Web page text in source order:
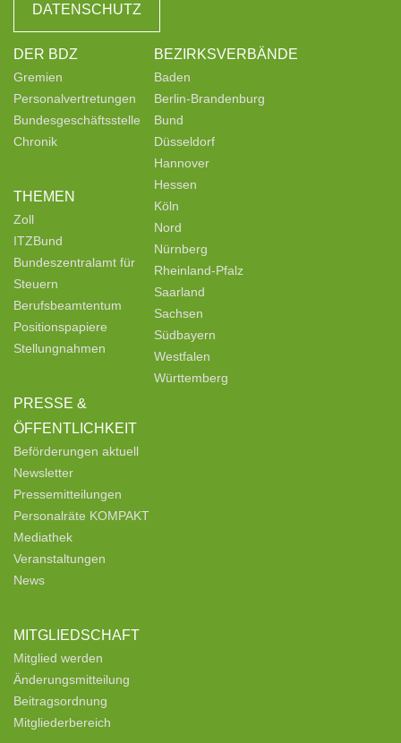
DATENSCHUTZ
DER BDZ
Gremien
Personalvertretungen
Bundesgeschäftsstelle
Chronik
THEMEN
Zoll
ITZBund
Bundeszentralamt für
Steuern
Berufsbeamtentum
Positionspapiere
Stellungnahmen
PRESSE &
ÖFFENTLICHKEIT
Beförderungen aktuell
Newsletter
Pressemitteilungen
Personalräte KOMPAKT
Mediathek
Veranstaltungen
News
MITGLIEDSCHAFT
Mitglied werden
Änderungsmitteilung
Beitragsordnung
Mitgliederbereich
BEZIRKSVERBÄNDE
Baden
Berlin-Brandenburg
Bund
Düsseldorf
Hannover
Hessen
Köln
Nord
Nürnberg
Rheinland-Pfalz
Saarland
Sachsen
Südbayern
Westfalen
Württemberg